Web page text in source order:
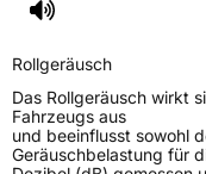
Rollgeräusch
Das Rollgeräusch wirkt
Fahrzeugs aus
und beeinflusst sowohl
Geräuschbelastung für